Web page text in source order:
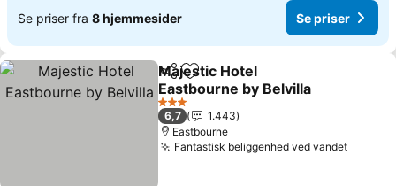
Se priser fra 8 hjemmesider Se priser
Del Føj til favoritter
Majestic Hotel
Eastbourne by Belvilla
3 Stjerner
6,7
1.443
Eastbourne
Fantastisk beliggenhed ved vandet